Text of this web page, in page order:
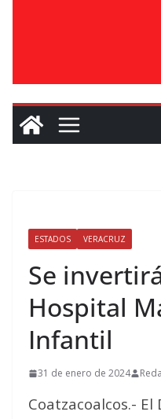
ESTADOS VERACRUZ
Se
Hospital
Infantil
31 de enero de 2024
Coatzacoalcos.-